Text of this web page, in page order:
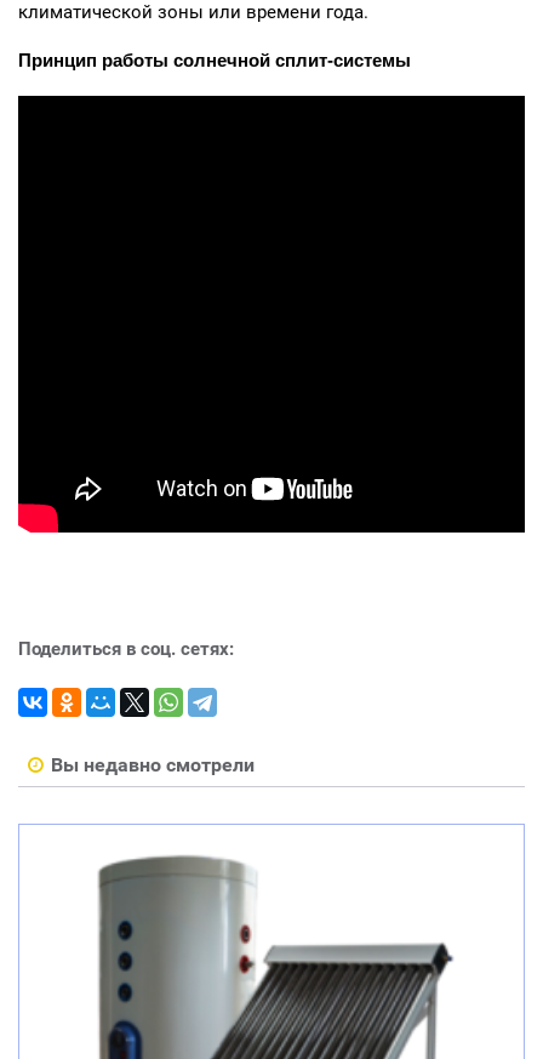
климатической зоны или времени года.
Принцип работы солнечной сплит-системы
Поделиться в соц. сетях:
Вы недавно смотрели